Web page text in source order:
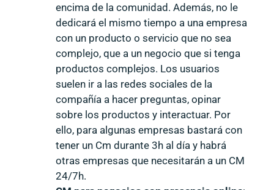
encima de la comunidad. Además, no le
dedicará el mismo tiempo a una empresa
con un producto o servicio que no sea
complejo, que a un negocio que si tenga
productos complejos. Los usuarios
suelen ir a las redes sociales de la
compañía a hacer preguntas, opinar
sobre los productos y interactuar. Por
ello, para algunas empresas bastará con
tener un Cm durante 3h al día y habrá
otras empresas que necesitarán a un CM
24/7h.